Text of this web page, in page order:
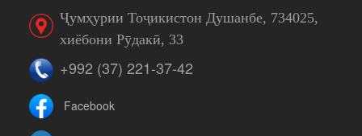
Ҷумҳурии Тоҷикистон Душанбе, 734025,
хиёбони Рӯдакӣ, 33
+992 (37) 221-37-42
Facebook